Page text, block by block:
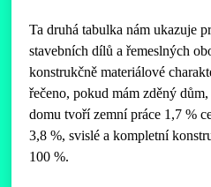
Ta druhá tabulka nám ukazuje
stavebních dílů a řemeslných
konstrukčně materiálové
řečeno, pokud mám zděný
domu tvoří zemní práce 1,7 %
3,8 %, svislé a kompletní
100 %.